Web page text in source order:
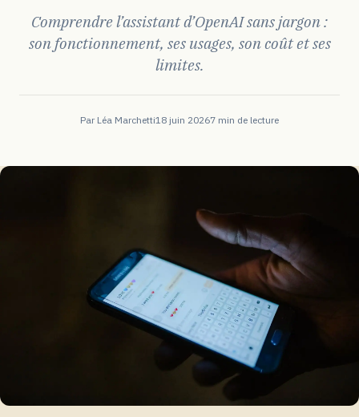
Comprendre l’assistant d’OpenAI sans jargon :
son fonctionnement, ses usages, son coût et ses
limites.
Par Léa Marchetti18 juin 20267 min de lecture